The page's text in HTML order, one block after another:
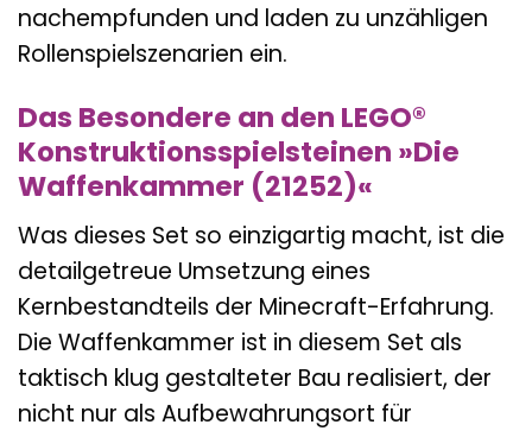
nachempfunden und laden zu unzähligen
Rollenspielszenarien ein.
Das Besondere an den LEGO®
Konstruktionsspielsteinen »Die
Waffenkammer (21252)«
Was dieses Set so einzigartig macht, ist die
detailgetreue Umsetzung eines
Kernbestandteils der Minecraft-Erfahrung.
Die Waffenkammer ist in diesem Set als
taktisch klug gestalteter Bau realisiert, der
nicht nur als Aufbewahrungsort für